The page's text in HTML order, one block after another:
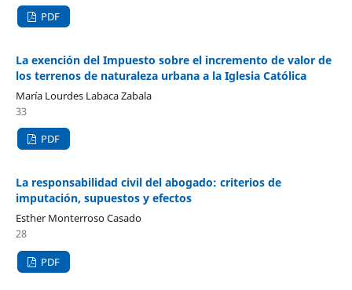
PDF
La exención del Impuesto sobre el incremento de valor de
los terrenos de naturaleza urbana a la Iglesia Católica
María Lourdes Labaca Zabala
33
PDF
La responsabilidad civil del abogado: criterios de
imputación, supuestos y efectos
Esther Monterroso Casado
28
PDF